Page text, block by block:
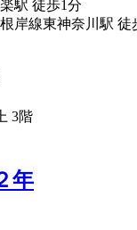
駅 徒歩1分
岸線東神奈川駅 徒
3階
年